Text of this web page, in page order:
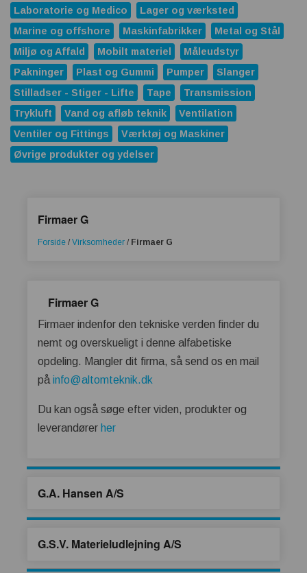
Laboratorie og Medico
Lager og værksted
Marine og offshore
Maskinfabrikker
Metal og Stål
Miljø og Affald
Mobilt materiel
Måleudstyr
Pakninger
Plast og Gummi Pumper
Slanger
Stilladser - Stiger - Lifte
Tape
Transmission
Trykluft
Vand og afløb teknik
Ventilation
Ventiler og Fittings
Værktøj og Maskiner
Øvrige produkter og ydelser
Firmaer G
Forside / Virksomheder / Firmaer G
Firmaer G
Firmaer indenfor den tekniske verden finder du
nemt og overskueligt i denne alfabetiske
opdeling. Mangler dit firma, så send os en mail
på info@altomteknik.dk
Du kan også søge efter viden, produkter og
leverandører her
G.A. Hansen A/S
G.S.V. Materieludlejning A/S